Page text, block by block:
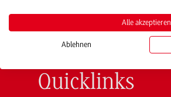
Quicklinks
Alle akzeptieren
Ablehnen